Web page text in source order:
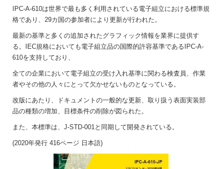
IPC-A-610は世界で最も多く利用されている電子組立における標準規
格であり、29カ国の参加者により更新が行われた。
最新の基準と多くの追加されたグラフィック情報を業界に提供す
る。IEC規格においても電子組立品の国際的許容基準であるIPC-A-
610を支持しており、
全ての企業において電子組立の受け入れ基準に関わる検査員、作業
者やその他の人々にとって欠かせないものとなっている。
改版にあたり、ドキュメントの一般的な更新、取り扱う表面実装部
品の種類の増加、目標条件の削除が図られた。
また、本標準は、J-STD-001と同期して開発されている。
(2020年発行 416ページ 日本語)